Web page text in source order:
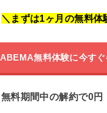
＼まずは1ヶ月の無料体
ABEMA無料体験に今すぐ
無料期間中の解約で0円